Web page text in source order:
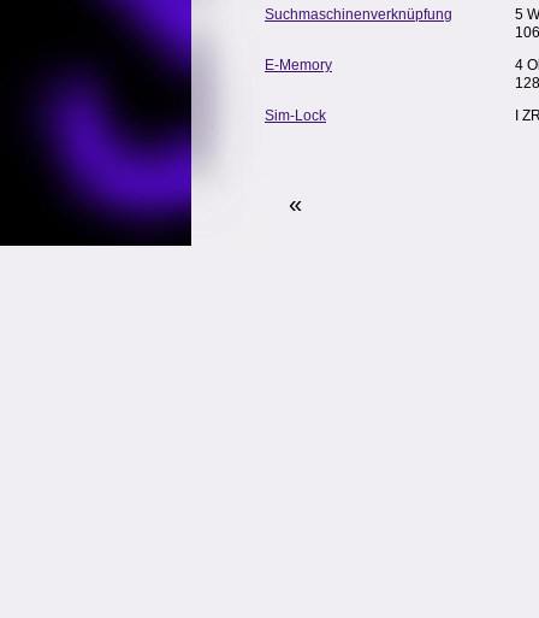
Suchmaschinenverknüpfung
5 W
E-Memory
4
Sim-Lock
I
«